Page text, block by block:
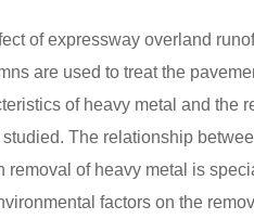
of expressway overland
are used to treat the
of heavy metal and the
The relationship
of heavy metal is
factors on the